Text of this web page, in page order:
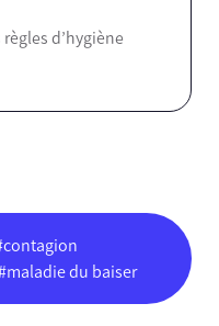
d’hygiène
du baiser